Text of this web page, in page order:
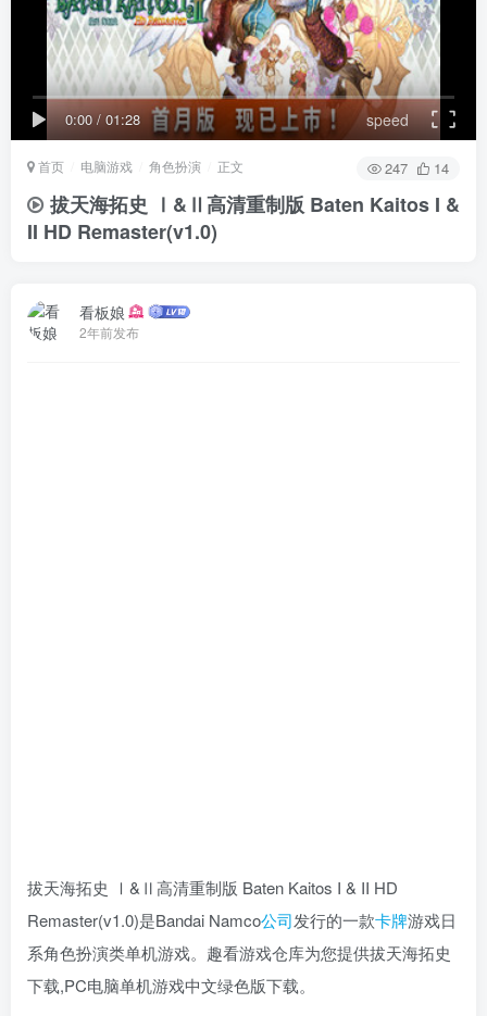
0:00/01:28 speed
首页 电脑游戏 角色扮演 正文 247 14
拔天海拓史 Ⅰ&Ⅱ高清重制版 Baten Kaitos I &
II HD Remaster(v1.0)
看板娘
2年前发布
拔天海拓史 Ⅰ&Ⅱ高清重制版 Baten Kaitos I & II HD
Remaster(v1.0)是Bandai Namco公司发行的一款卡牌游戏日
系角色扮演类单机游戏。趣看游戏仓库为您提供拔天海拓史
下载,PC电脑单机游戏中文绿色版下载。